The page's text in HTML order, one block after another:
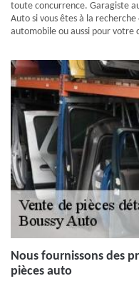
toute concurrence. Garagiste
Auto si vous êtes à la
automobile ou aussi pour votre
Nous fournissons des
pièces auto